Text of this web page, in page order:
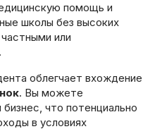
помощь и
школы без высоких
или
облегчает вхождение
. Вы можете
что потенциально
в условиях